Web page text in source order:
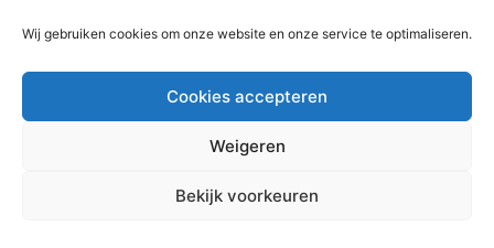
Wij gebruiken cookies om onze website en onze service te optimaliseren.
Cookies accepteren
Weigeren
Bekijk voorkeuren
doorAstra WordPress thema